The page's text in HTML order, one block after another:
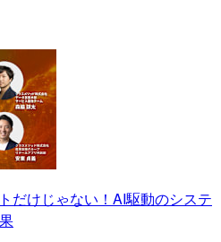
だけじゃない！AI駆動のシステ